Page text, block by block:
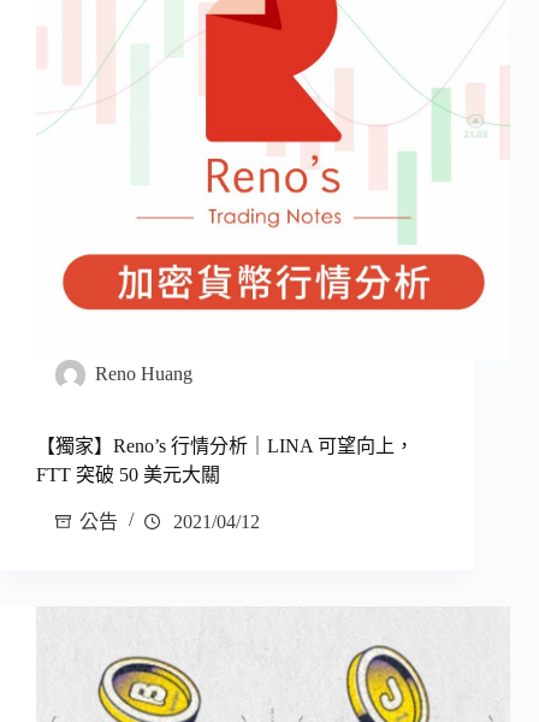
Reno Huang
【獨家】Reno’s 行情分析｜LINA 可望向上，
FTT 突破 50 美元大關
公告 2021/04/12